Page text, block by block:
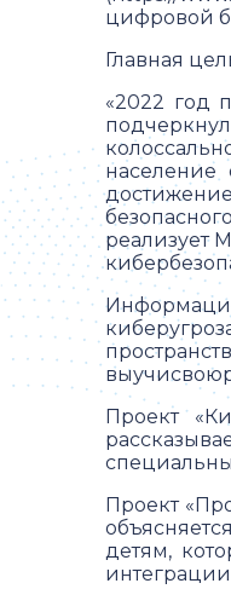
цифровой
Главная
«2022 год
население
реализует
Проект
Проект
детям,